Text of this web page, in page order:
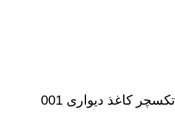
تکسچر کاغذ دیواری 001